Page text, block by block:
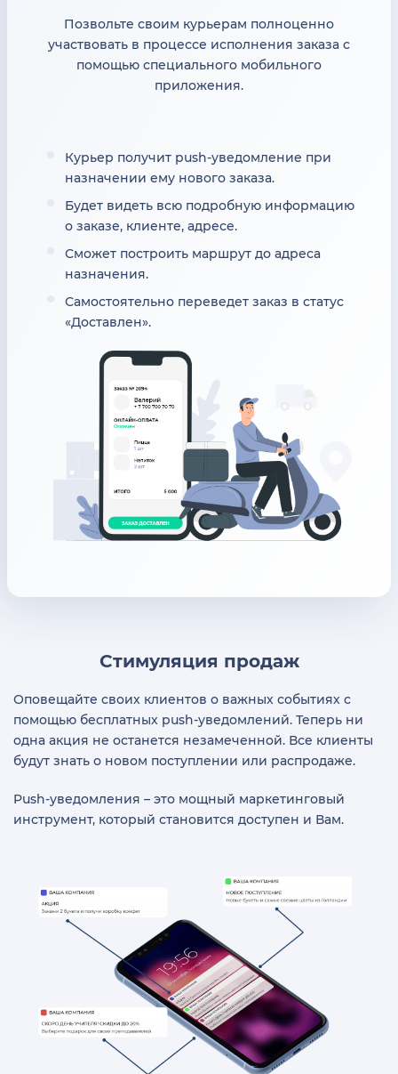
Позвольте своим курьерам полноценно
участвовать в процессе исполнения заказа с
помощью специального мобильного
приложения.
Курьер получит push-уведомление при
назначении ему нового заказа.
Будет видеть всю подробную информацию
о заказе, клиенте, адресе.
Сможет построить маршрут до адреса
назначения.
Самостоятельно переведет заказ в статус
«Доставлен».
Стимуляция продаж
Оповещайте своих клиентов о важных событиях с
помощью бесплатных push-уведомлений. Теперь ни
одна акция не останется незамеченной. Все клиенты
будут знать о новом поступлении или распродаже.
Push-уведомления – это мощный маркетинговый
инструмент, который становится доступен и Вам.